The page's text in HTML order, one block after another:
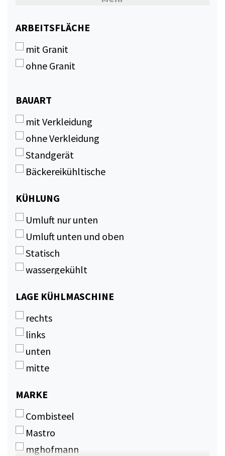
6 x 1/1 GN
7 x 1/1 GN
ARBEITSFLÄCHE
ARBEITSFLÄCHE
mit Granit
ohne Granit
BAUART
BAUART
mit Verkleidung
ohne Verkleidung
Standgerät
Bäckereikühltische
KÜHLUNG
KÜHLUNG
Umluft nur unten
Umluft unten und oben
Statisch
wassergekühlt
LAGE
KÜHLMASCHINE
LAGE KÜHLMASCHINE
rechts
links
unten
mitte
MARKE
MARKE
Combisteel
Mastro
mghofmann